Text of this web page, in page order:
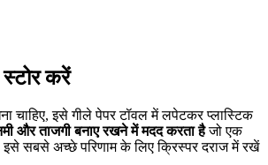
करें
चाहिए, इसे गीले पेपर टॉवल में लपेटकर प्लास्टिक
और ताजगी बनाए रखने में मदद करता हैजो एक
सबसे अच्छे परिणाम के लिए क्रिस्पर दराज में रखें